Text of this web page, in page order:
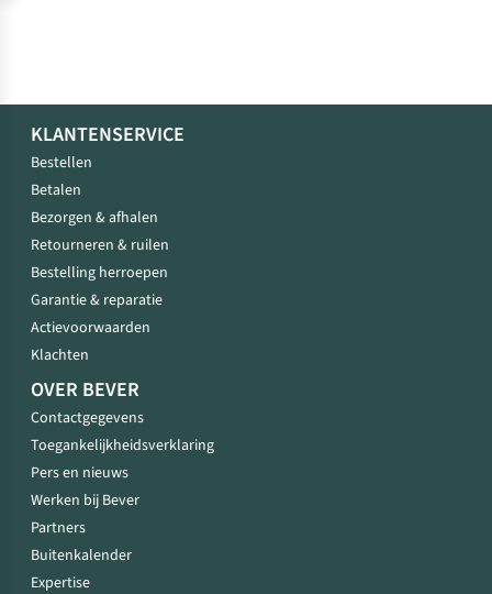
let
op
bij
het
kiezen
van
goede
wandelschoenen
voor
jouw
wandelingen!
KLANTENSERVICE
Bestellen
Betalen
Bezorgen & afhalen
Retourneren & ruilen
Bestelling herroepen
Garantie & reparatie
Actievoorwaarden
Klachten
OVER BEVER
Contactgegevens
Toegankelijkheidsverklaring
Pers en nieuws
Werken bij Bever
Partners
Buitenkalender
Expertise